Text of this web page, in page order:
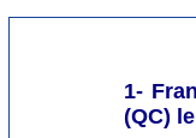
1-
(QC)